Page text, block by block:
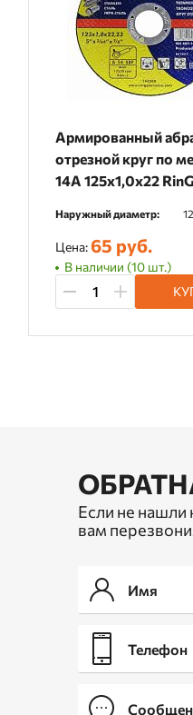
Армированный
отрезной круг по
14А 125х1,0х22 RinG
Наружный диаметр:
Цена: 65 руб.
В наличии (10 шт.)
Если не
вам